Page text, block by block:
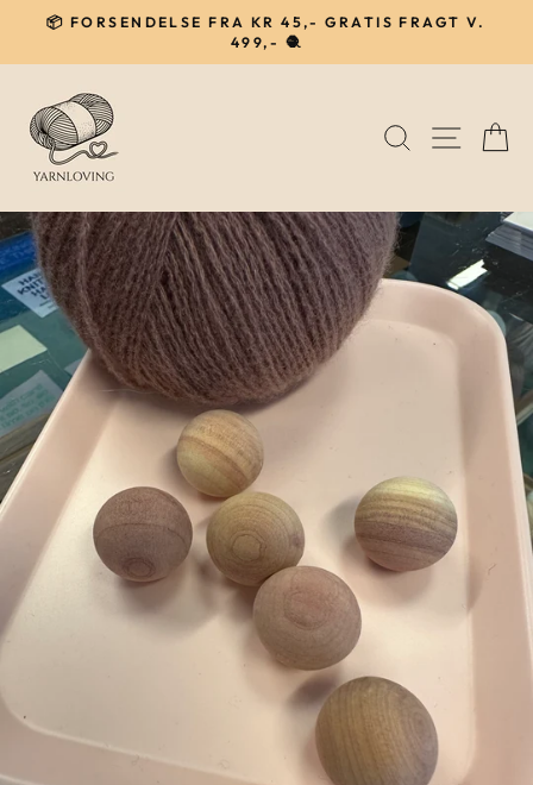
indhold
Pause
📦 FORSENDELSE FRA KR 45,- GRATIS FRAGT V.
499,- 🧶
SØG